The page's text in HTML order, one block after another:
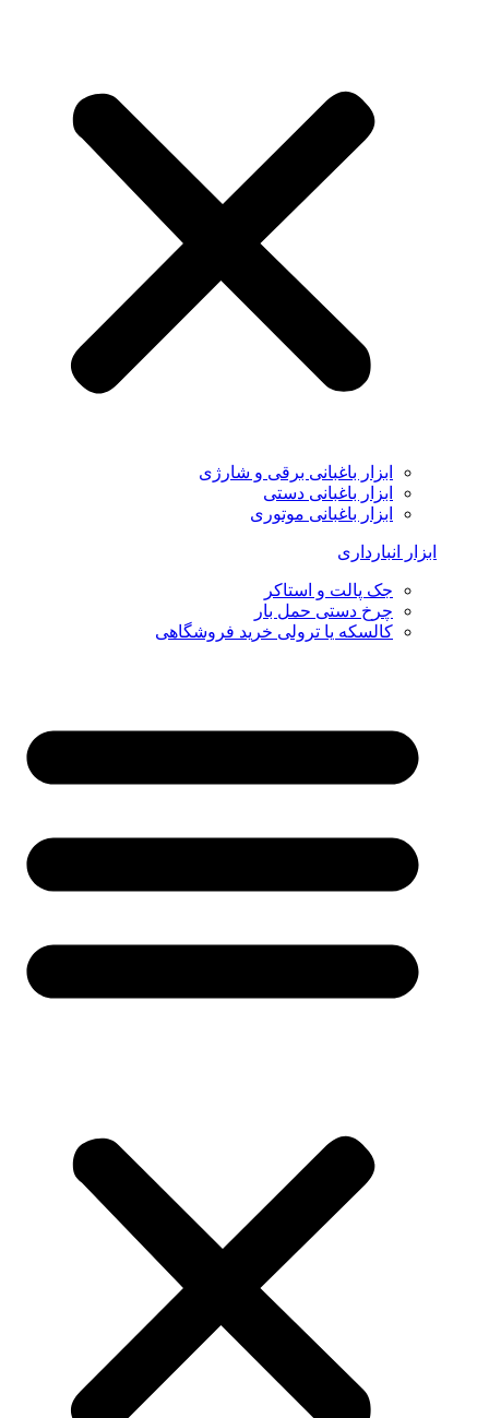
ابزار باغبانی برقی و شارژی
ابزار باغبانی دستی
ابزار باغبانی موتوری
ابزار انبارداری
جک پالت و استاکر
چرخ دستی حمل بار
کالسکه یا ترولی خرید فروشگاهی